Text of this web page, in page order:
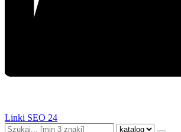
Linki SEO 24